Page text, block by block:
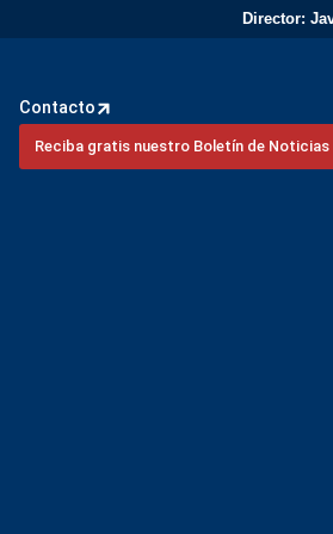
Director:
Contacto
Reciba gratis nuestro Boletín de Noticias